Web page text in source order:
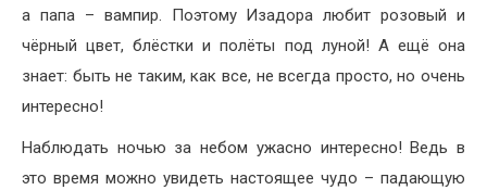
а папа – вампир. Поэтому Изадора любит розовый и
чёрный цвет, блёстки и полёты под луной! А ещё она
знает: быть не таким, как все, не всегда просто, но очень
интересно!
Наблюдать ночью за небом ужасно интересно! Ведь в
это время можно увидеть настоящее чудо – падающую